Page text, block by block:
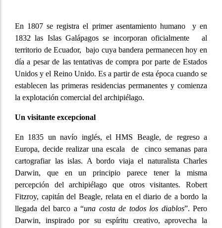
En 1807 se registra el primer asentamiento humano y en
1832 las Islas Galápagos se incorporan oficialmente al
territorio de Ecuador, bajo cuya bandera permanecen hoy en
día a pesar de las tentativas de compra por parte de Estados
Unidos y el Reino Unido. Es a partir de esta época cuando se
establecen las primeras residencias permanentes y comienza
la explotación comercial del archipiélago.
Un visitante excepcional
En 1835 un navío inglés, el HMS Beagle, de regreso a
Europa, decide realizar una escala de cinco semanas para
cartografiar las islas. A bordo viaja el naturalista Charles
Darwin, que en un principio parece tener la misma
percepción del archipiélago que otros visitantes. Robert
Fitzroy, capitán del Beagle, relata en el diario de a bordo la
llegada del barco a “una costa de todos los diablos”. Pero
Darwin, inspirado por su espíritu creativo, aprovecha la